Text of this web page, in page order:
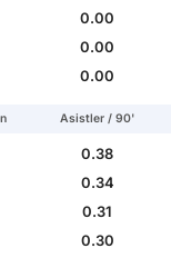
0.00
0.00
0.00
Asistler / 90'
0.38
0.34
0.31
0.30